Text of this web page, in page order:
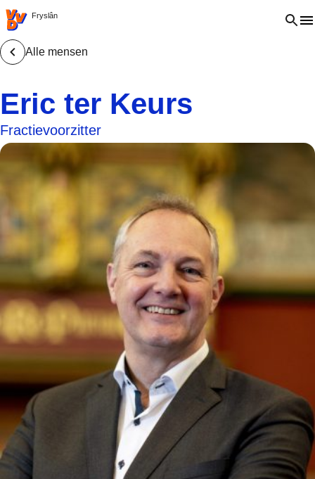
VVD.nl - Ga naar de homepage
Fryslân Open
Alle mensen
Eric ter Keurs
Fractievoorzitter